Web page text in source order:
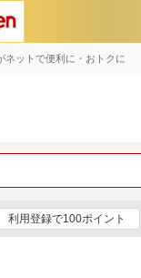
ネットで便利に・おトクに
利用登録で100ポイント